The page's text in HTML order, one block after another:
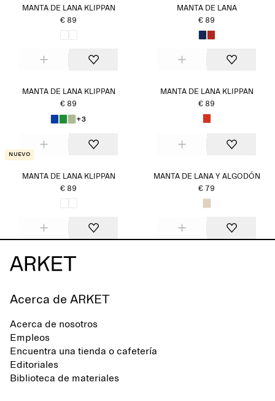
MANTA DE LANA KLIPPAN
€ 89
MANTA DE LANA
€ 89
MANTA DE LANA KLIPPAN
€ 89
+3
MANTA DE LANA KLIPPAN
€ 89
Nuevo
MANTA DE LANA KLIPPAN
€ 89
MANTA DE LANA Y ALGODÓN
€ 79
Acerca de ARKET
Acerca de nosotros
Empleos
Encuentra una tienda o cafetería
Editoriales
Biblioteca de materiales